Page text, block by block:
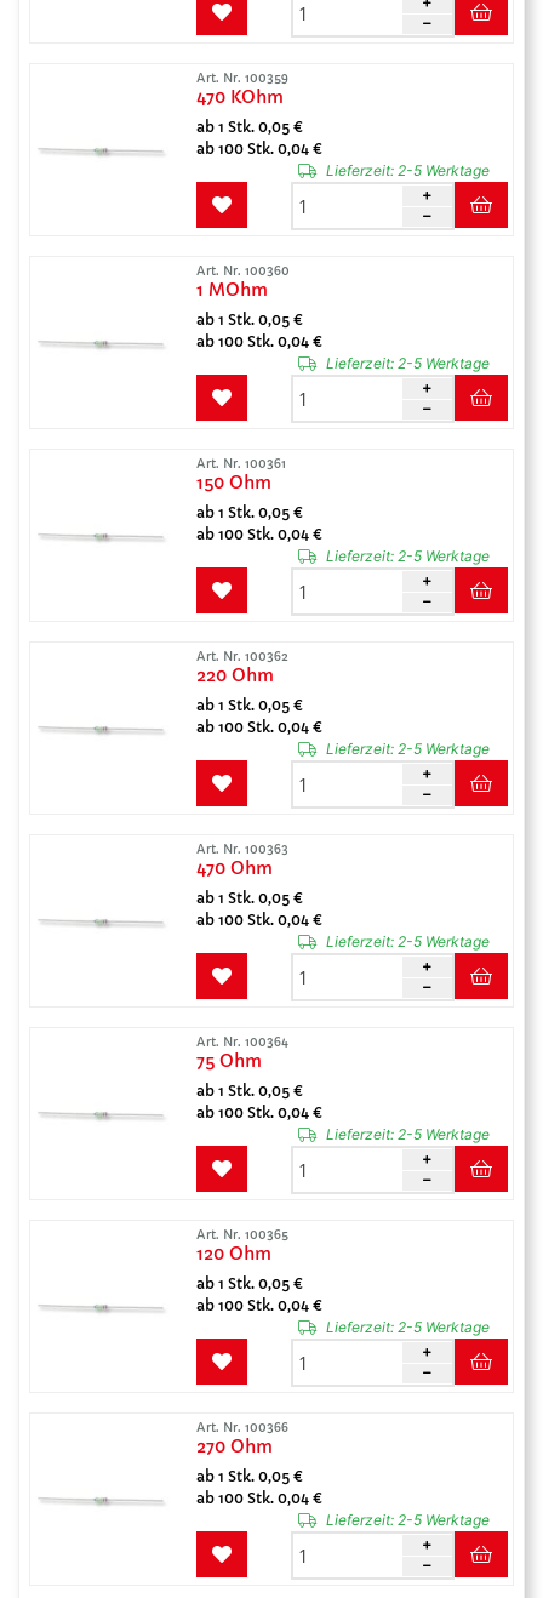
Art. Nr. 100359
470 KOhm
ab 1 Stk. 0,05 €
ab 100 Stk. 0,04 €
Lieferzeit:2-5 Werktage
Art. Nr. 100360
1 MOhm
ab 1 Stk. 0,05 €
ab 100 Stk. 0,04 €
Lieferzeit:2-5 Werktage
Art. Nr. 100361
150 Ohm
ab 1 Stk. 0,05 €
ab 100 Stk. 0,04 €
Lieferzeit:2-5 Werktage
Art. Nr. 100362
220 Ohm
ab 1 Stk. 0,05 €
ab 100 Stk. 0,04 €
Lieferzeit:2-5 Werktage
Art. Nr. 100363
470 Ohm
ab 1 Stk. 0,05 €
ab 100 Stk. 0,04 €
Lieferzeit:2-5 Werktage
Art. Nr. 100364
75 Ohm
ab 1 Stk. 0,05 €
ab 100 Stk. 0,04 €
Lieferzeit:2-5 Werktage
Art. Nr. 100365
120 Ohm
ab 1 Stk. 0,05 €
ab 100 Stk. 0,04 €
Lieferzeit:2-5 Werktage
Art. Nr. 100366
270 Ohm
ab 1 Stk. 0,05 €
ab 100 Stk. 0,04 €
Lieferzeit:2-5 Werktage